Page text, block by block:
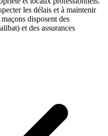
les délais et à maintenir
maçons disposent des
et des assurances